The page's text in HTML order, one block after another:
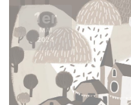
1er
MAI
2024